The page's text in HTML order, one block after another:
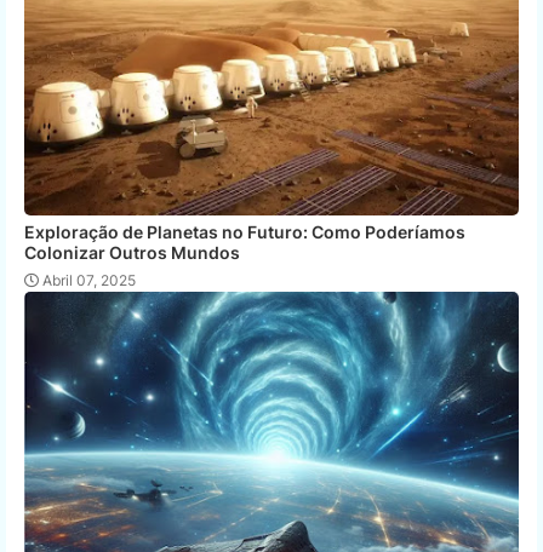
Exploração de Planetas no Futuro: Como Poderíamos
Colonizar Outros Mundos
Abril 07, 2025